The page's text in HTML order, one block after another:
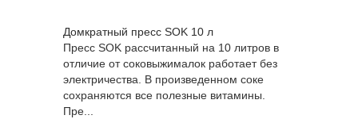
Домкратный пресс SOK 10 л
Пресс SOK рассчитанный на 10 литров в
отличие от соковыжималок работает без
электричества. В произведенном соке
сохраняются все полезные витамины.
Пре...